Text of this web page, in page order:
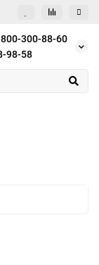
300-88-60
98-58